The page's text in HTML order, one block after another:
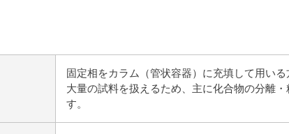
固定相をカラム（管状容器）に充填して用いる
大量の試料を扱えるため、主に化合物の分離
す。